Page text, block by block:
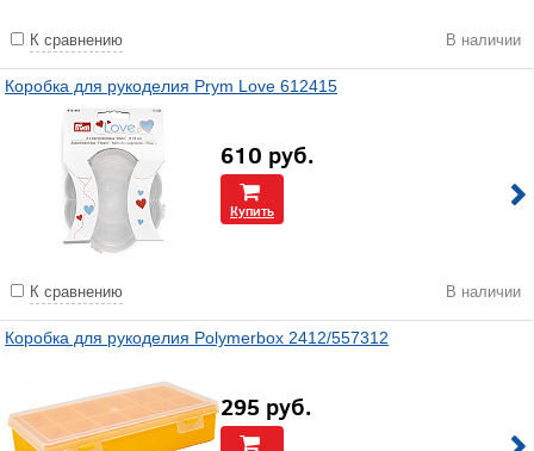
К сравнению В наличии
Коробка для рукоделия Prym Love 612415
610 руб.
Купить
К сравнению В наличии
Коробка для рукоделия Polymerbox 2412/557312
295 руб.